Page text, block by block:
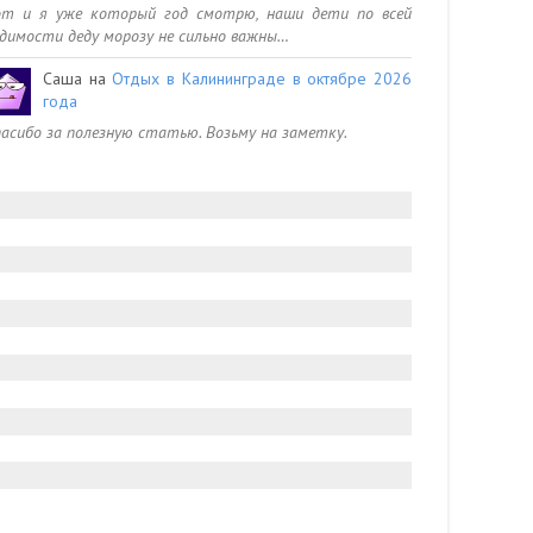
и я уже который год смотрю, наши дети по всей
деду морозу не сильно важны…
Саша наОтдых в Калининграде в октябре 2026
года
за полезную статью. Возьму на заметку.